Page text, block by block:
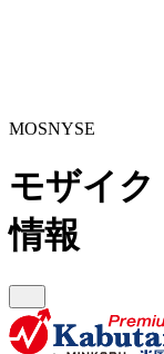
MOSNYSE
モザイク
情報